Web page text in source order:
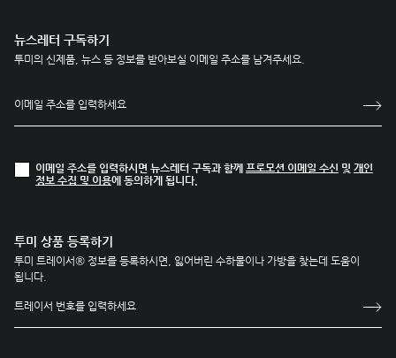
뉴스레터 구독하기
투미의 신제품, 뉴스 등 정보를 받아보실 이메일 주소를 남겨주세요.
이메일 주소를 입력하시면 뉴스레터 구독과 함께 프로모션 이메일 수신 및 개인
정보 수집 및 이용에 동의하게 됩니다.
투미 상품 등록하기
투미 트레이서® 정보를 등록하시면, 잃어버린 수하물이나 가방을 찾는데 도움이
됩니다.